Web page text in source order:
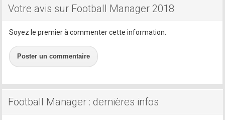
Votre avis sur Football Manager 2018
Soyez le premier à commenter cette information.
Poster un commentaire
Football Manager : dernières infos